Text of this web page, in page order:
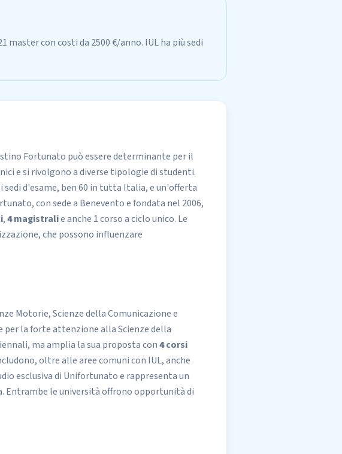
master con costi da 2500 €/anno. IUL ha più sedi
Fortunato può essere determinante per il
e si rivolgono a diverse tipologie di studenti.
sedi d'esame, ben 60 in tutta Italia, e un'offerta
con sede a Benevento e fondata nel 2006,
,4 magistralie anche 1 corso a ciclo unico. Le
che possono influenzare
Motorie, Scienze della Comunicazione e
per la forte attenzione alla Scienze della
ma amplia la sua proposta con4 corsi
oltre alle aree comuni con IUL, anche
esclusiva di Unifortunato e rappresenta un
le università offrono opportunità di